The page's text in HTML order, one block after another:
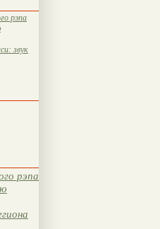
рэпа
звук
рэпа